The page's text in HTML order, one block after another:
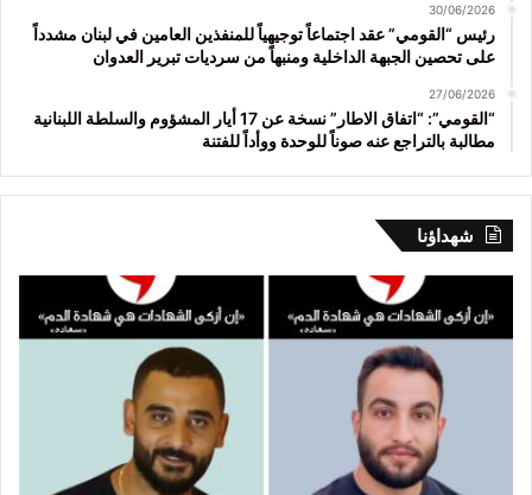
30/06/2026
رئيس “القومي” عقد اجتماعاً توجيهياً للمنفذين العامين في لبنان مشدداً
على تحصين الجبهة الداخلية ومنبهاً من سرديات تبرير العدوان
27/06/2026
“القومي”: “اتفاق الاطار” نسخة عن 17 أيار المشؤوم والسلطة اللبنانية
مطالبة بالتراجع عنه صوناً للوحدة ووأداً للفتنة
شهداؤنا